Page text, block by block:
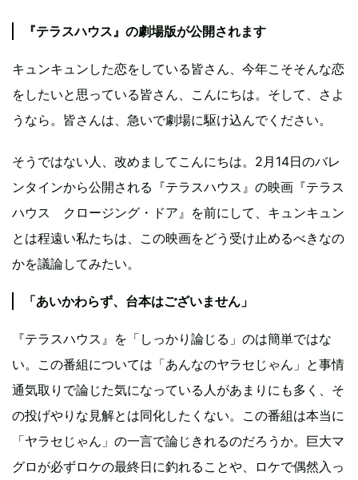
『テラスハウス』の劇場版が公開されます
キュンキュンした恋をしている皆さん、今年こそそんな恋
をしたいと思っている皆さん、こんにちは。そして、さよ
うなら。皆さんは、急いで劇場に駆け込んでください。
そうではない人、改めましてこんにちは。2月14日のバレ
ンタインから公開される『テラスハウス』の映画『テラス
ハウス クロージング・ドア』を前にして、キュンキュン
とは程遠い私たちは、この映画をどう受け止めるべきなの
かを議論してみたい。
「あいかわらず、台本はございません」
『テラスハウス』を「しっかり論じる」のは簡単ではな
い。この番組については「あんなのヤラセじゃん」と事情
通気取りで論じた気になっている人があまりにも多く、そ
の投げやりな見解とは同化したくない。この番組は本当に
「ヤラセじゃん」の一言で論じきれるのだろうか。巨大マ
グロが必ずロケの最終日に釣れることや、ロケで偶然入っ